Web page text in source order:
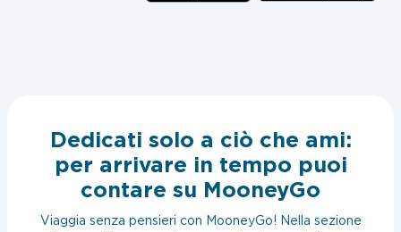
Dedicati solo a ciò che ami:
per arrivare in tempo puoi
contare su MooneyGo
Viaggia senza pensieri con MooneyGo! Nella sezione